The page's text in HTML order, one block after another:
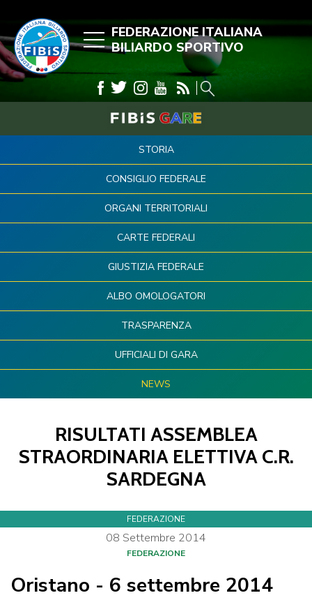
FEDERAZIONE ITALIANA
BILIARDO SPORTIVO
STORIA
CONSIGLIO FEDERALE
ORGANI TERRITORIALI
CARTE FEDERALI
GIUSTIZIA FEDERALE
ALBO OMOLOGATORI
TRASPARENZA
UFFICIALI DI GARA
NEWS
RISULTATI ASSEMBLEA
STRAORDINARIA ELETTIVA C.R.
SARDEGNA
FEDERAZIONE
08 Settembre 2014
FEDERAZIONE
Oristano - 6 settembre 2014